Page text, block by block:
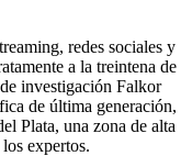
redes sociales y
a la treintena de
investigación Falkor
de última generación,
Plata, una zona de alta
expertos.